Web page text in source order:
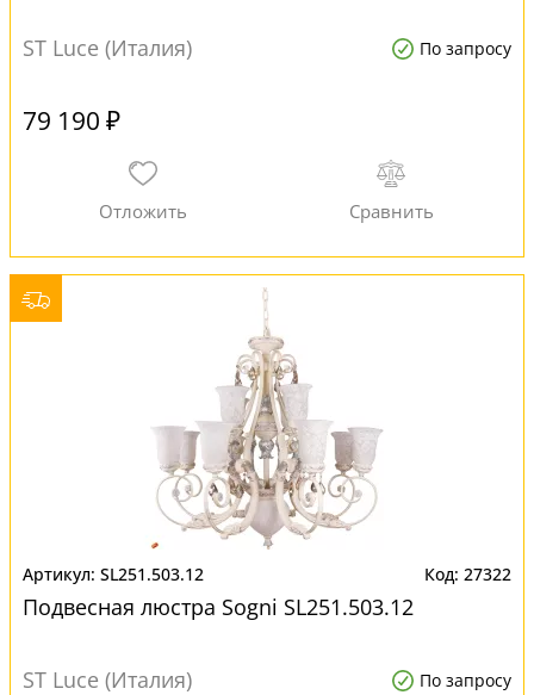
ST Luce (Италия) По запросу
79 190 ₽
SL251.503.12 27322
Подвесная люстра Sogni SL251.503.12
ST Luce (Италия) По запросу